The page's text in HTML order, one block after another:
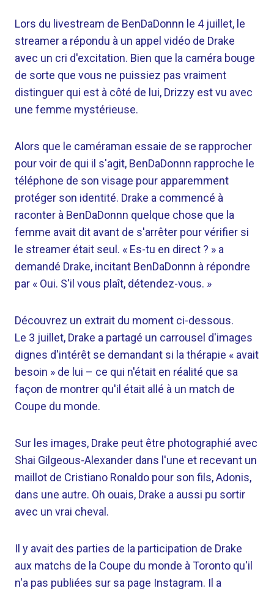
Lors du livestream de BenDaDonnn le 4 juillet, le
streamer a répondu à un appel vidéo de Drake
avec un cri d'excitation. Bien que la caméra bouge
de sorte que vous ne puissiez pas vraiment
distinguer qui est à côté de lui, Drizzy est vu avec
une femme mystérieuse.
Alors que le caméraman essaie de se rapprocher
pour voir de qui il s'agit, BenDaDonnn rapproche le
téléphone de son visage pour apparemment
protéger son identité. Drake a commencé à
raconter à BenDaDonnn quelque chose que la
femme avait dit avant de s'arrêter pour vérifier si
le streamer était seul. « Es-tu en direct ? » a
demandé Drake, incitant BenDaDonnn à répondre
par « Oui. S'il vous plaît, détendez-vous. »
Découvrez un extrait du moment ci-dessous.
Le 3 juillet, Drake a partagé un carrousel d'images
dignes d'intérêt se demandant si la thérapie « avait
besoin » de lui – ce qui n'était en réalité que sa
façon de montrer qu'il était allé à un match de
Coupe du monde.
Sur les images, Drake peut être photographié avec
Shai Gilgeous-Alexander dans l'une et recevant un
maillot de Cristiano Ronaldo pour son fils, Adonis,
dans une autre. Oh ouais, Drake a aussi pu sortir
avec un vrai cheval.
Il y avait des parties de la participation de Drake
aux matchs de la Coupe du monde à Toronto qu'il
n'a pas publiées sur sa page Instagram. Il a